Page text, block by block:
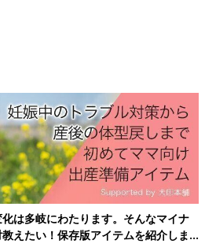
は多岐にわたります。そんなマイナ
えたい！保存版アイテムを紹介しま